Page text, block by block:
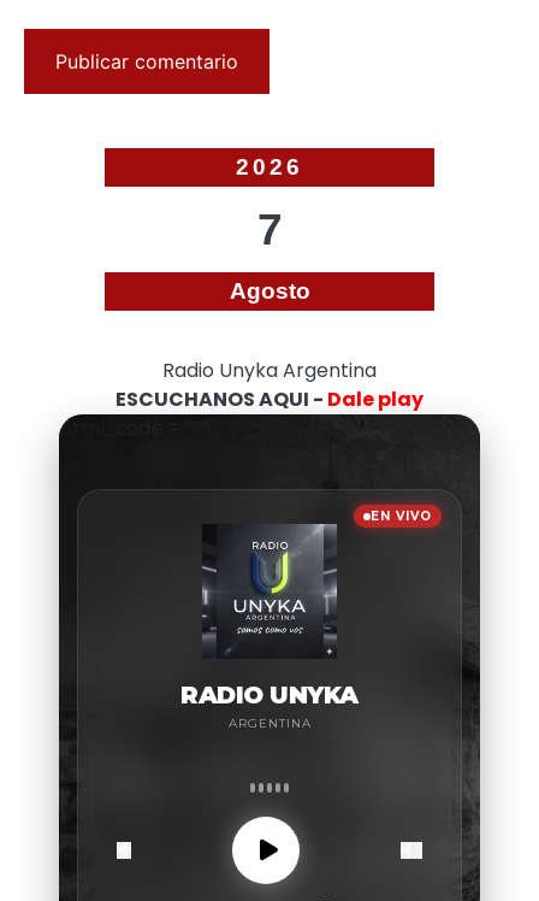
2026
7
Agosto
Radio Unyka Argentina
ESCUCHANOS AQUI - Dale play